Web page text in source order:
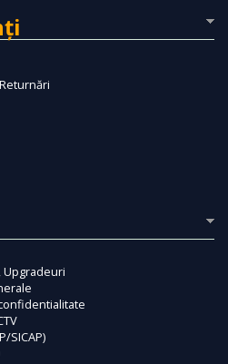
Upgradeuri
SICAP)